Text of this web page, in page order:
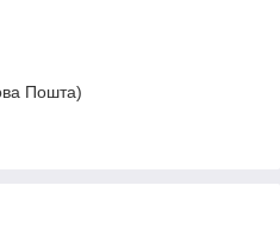
Пошта)